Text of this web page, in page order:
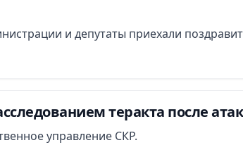
и депутаты приехали
теракта после
управление СКР.